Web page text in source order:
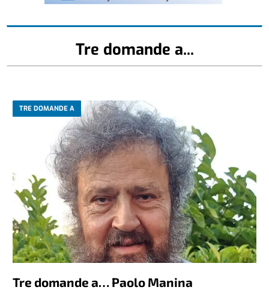
Tre domande a...
TRE DOMANDE A
Tre domande a… Paolo Manina